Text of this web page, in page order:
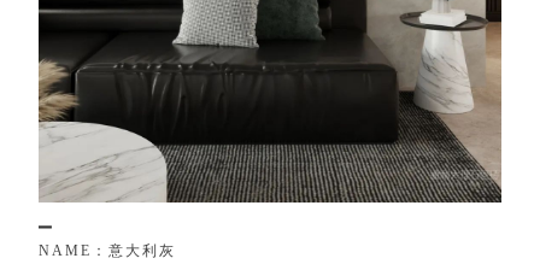
NAM E ： 意 大利 灰